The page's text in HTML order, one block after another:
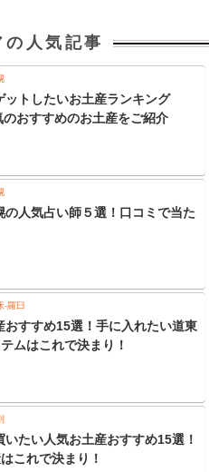
の人気記事
ットしたいお土産ランキング
おすすめのお土産をご紹介
の人気占い師５選！口コミで当た
-羅臼
おすすめ15選！手に入れたい道東
ムはこれで決まり！
いたい人気お土産おすすめ15選！
これで決まり！